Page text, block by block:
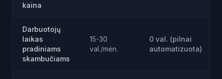
kaina
Darbuotojų
laikas
pradiniams
skambučiams
15-30
val./mėn.
0 val. (pilnai
automatizuota)